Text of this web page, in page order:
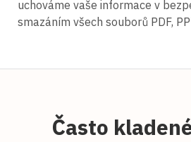
uchováme vaše informace v
smazáním všech souborů PDF,
Často